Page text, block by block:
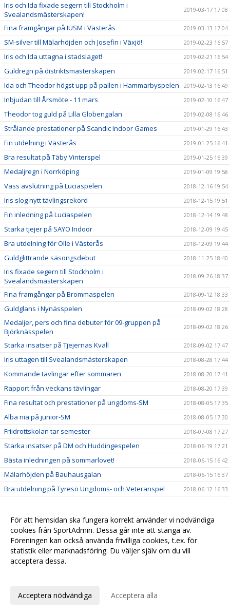
Iris och Ida fixade segern till Stockholm i
Svealandsmästerskapen!
2019-03-17 17:08
Fina framgångar på IUSM i Västerås 2019-03-13 17:04
SM-silver till Mälarhöjden och Josefin i Växjö! 2019-02-23 16:57
Iris och Ida uttagna i stadslaget! 2019-02-21 16:54
Guldregn på distriktsmästerskapen 2019-02-17 16:51
Ida och Theodor högst upp på pallen i Hammarbyspelen 2019-02-13 16:49
Inbjudan till Årsmöte - 11 mars 2019-02-10 16:47
Theodor tog guld på Lilla Globengalan 2019-02-08 16:46
Strålande prestationer på Scandic Indoor Games 2019-01-29 16:43
Fin utdelning i Västerås 2019-01-25 16:41
Bra resultat på Täby Vinterspel 2019-01-25 16:39
Medaljregn i Norrköping 2019-01-09 19:58
Vass avslutning på Luciaspelen 2018-12-16 19:54
Iris slog nytt tävlingsrekord 2018-12-15 19:51
Fin inledning på Luciaspelen 2018-12-14 19:48
Starka tjejer på SAYO Indoor 2018-12-09 19:45
Bra utdelning för Olle i Västerås 2018-12-09 19:44
Guldglittrande säsongsdebut 2018-11-25 18:40
Iris fixade segern till Stockholm i
Svealandsmästerskapen
2018-09-26 18:37
Fina framgångar på Brommaspelen 2018-09-12 18:33
Guldglans i Nynässpelen 2018-09-02 18:28
Medaljer, pers och fina debuter för 09-gruppen på
Björknässpelen
2018-09-02 18:26
Starka insatser på Tjejernas Kväll 2018-09-02 17:47
Iris uttagen till Svealandsmästerskapen 2018-08-28 17:44
Kommande tävlingar efter sommaren 2018-08-20 17:41
Rapport från veckans tävlingar 2018-08-20 17:39
Fina resultat och prestationer på ungdoms-SM 2018-08-05 17:35
Alba nia på junior-SM 2018-08-05 17:30
Friidrottskolan tar semester 2018-07-08 17:27
Starka insatser på DM och Huddingespelen 2018-06-19 17:21
Bästa inledningen på sommarlovet! 2018-06-15 16:42
Mälarhöjden på Bauhausgalan 2018-06-15 16:37
Bra utdelning på Tyresö Ungdoms- och Veteranspel 2018-06-12 16:33
Magiskt bra på Mälaröspelen 2018-05-30 16:20
Fin utdelning på Stora Turebergskastet 2018-05-30 16:17
Nära final på Stafett-SM 2018-05-30 16:11
Bra utdelning i Täby Open
För att hemsidan ska fungera korrekt använder vi nödvändiga
cookies från SportAdmin. Dessa går inte att stänga av.
Föreningen kan också använda frivilliga cookies, t.ex. för
statistik eller marknadsföring. Du väljer själv om du vill
acceptera dessa.
Acceptera nödvändiga Acceptera alla